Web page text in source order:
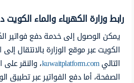
رابط وزارة الكهرباء والماء الكويت
يمكن الوصول إلى خدمة دفع فواتير
الكويت عبر موقع الوزارة بالانتقال إلى
التاليkuwaitplatform.com
، والنقر
الصفحة، أما دفع الفواتير عبر تطبيق